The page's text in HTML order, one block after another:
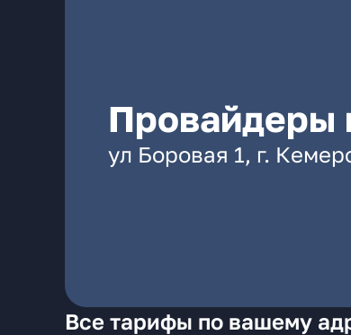
Провайдеры
ул Боровая 1, г.
Все тарифы по вашему